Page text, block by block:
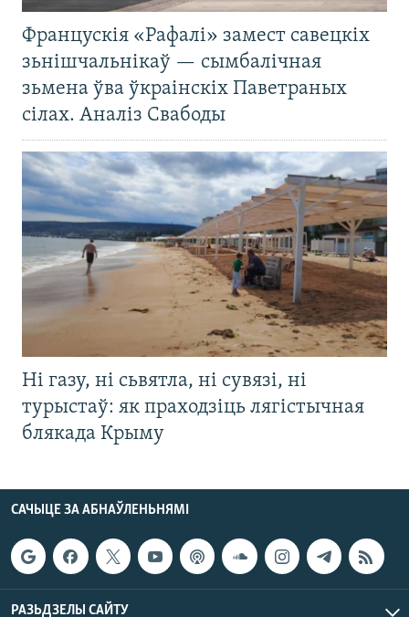
Францускія «Рафалі» замест савецкіх
зьнішчальнікаў — сымбалічная
зьмена ўва ўкраінскіх Паветраных
сілах. Аналіз Свабоды
Ні газу, ні сьвятла, ні сувязі, ні
турыстаў: як праходзіць лягістычная
блякада Крыму
САЧЫЦЕ ЗА АБНАЎЛЕНЬНЯМІ
РАЗЬДЗЕЛЫ САЙТУ